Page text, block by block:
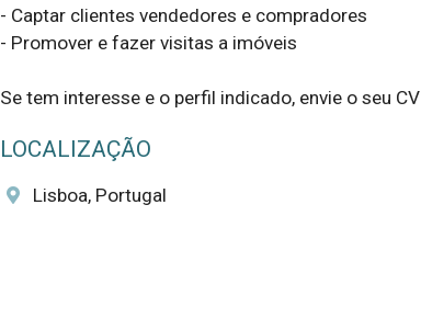
- Captar clientes vendedores e compradores
- Promover e fazer visitas a imóveis
Se tem interesse e o perfil indicado, envie o seu CV
LOCALIZAÇÃO
Lisboa, Portugal